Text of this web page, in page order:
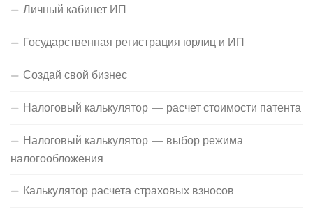
Личный кабинет ИП
Государственная регистрация юрлиц и ИП
Создай свой бизнес
Налоговый калькулятор — расчет стоимости патента
Налоговый калькулятор — выбор режима
налогообложения
Калькулятор расчета страховых взносов